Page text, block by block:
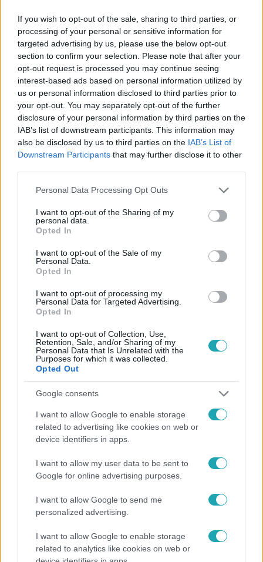
If you wish to opt-out of the sale, sharing to third parties, or
processing of your personal or sensitive information for
targeted advertising by us, please use the below opt-out
section to confirm your selection. Please note that after your
opt-out request is processed you may continue seeing
interest-based ads based on personal information utilized by
us or personal information disclosed to third parties prior to
your opt-out. You may separately opt-out of the further
disclosure of your personal information by third parties on the
IAB’s list of downstream participants. This information may
also be disclosed by us to third parties on the IAB’s List of
Downstream Participants that may further disclose it to other
Please note that this website/app uses one or more Google
not limited to your visit or usage behaviour. You may click to
grant or deny consent to Google and its third-party tags to
use your data for below specified purposes in below Google
consent section.
Personal Data Processing Opt Outs
I want to opt-out of the Sharing of my
personal data.
Opted In
I want to opt-out of the Sale of my
Personal Data.
Opted In
I want to opt-out of processing my
Personal Data for Targeted Advertising.
Opted In
I want to opt-out of Collection, Use,
Retention, Sale, and/or Sharing of my
Personal Data that Is Unrelated with the
Purposes for which it was collected.
Opted Out
Google consents
I want to allow Google to enable storage
related to advertising like cookies on web or
device identifiers in apps.
I want to allow my user data to be sent to
Google for online advertising purposes.
I want to allow Google to send me
personalized advertising.
I want to allow Google to enable storage
related to analytics like cookies on web or
Kövess minket, és értesülj a friss hírekről a
Facebookon is!
HÍRADÓ ADÁSRÉSZLETEK
Népszerű